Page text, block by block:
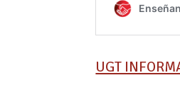
UGT